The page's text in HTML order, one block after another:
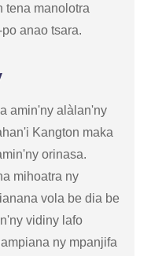
tena manolotra
anao tsara.
amin'ny alàlan'ny
Kangton maka
orinasa.
mihoatra ny
vola be dia be
vidiny lafo
ny mpanjifa